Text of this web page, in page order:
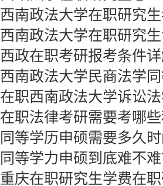
西南政法大学在职研究
西南政法大学在职研究
西政在职考研报考条件
西南政法大学民商法学
在职西南政法大学诉讼
在职法律考研需要考哪
同等学历申硕需要多久
同等学力申硕到底难不
重庆在职研究生学费在